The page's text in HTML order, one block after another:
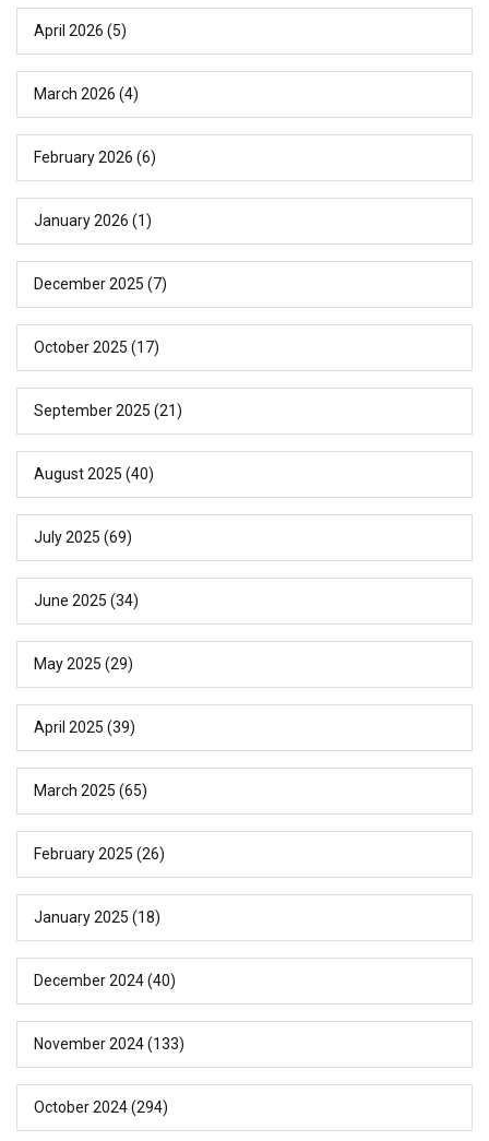
April 2026 (5)
March 2026 (4)
February 2026 (6)
January 2026 (1)
December 2025 (7)
October 2025 (17)
September 2025 (21)
August 2025 (40)
July 2025 (69)
June 2025 (34)
May 2025 (29)
April 2025 (39)
March 2025 (65)
February 2025 (26)
January 2025 (18)
December 2024(40)
November 2024(133)
October 2024(294)